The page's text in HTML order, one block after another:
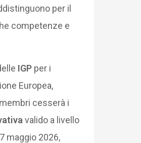
per il
competenze e
IGPper i
Europea,
cesserà i
valido a livello
maggio 2026,